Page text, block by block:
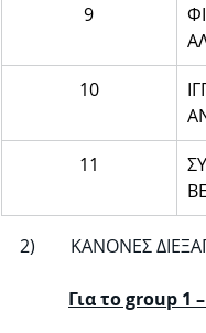
9
10
11
2)        ΚΑΝΟΝΕΣ
Για το group 1